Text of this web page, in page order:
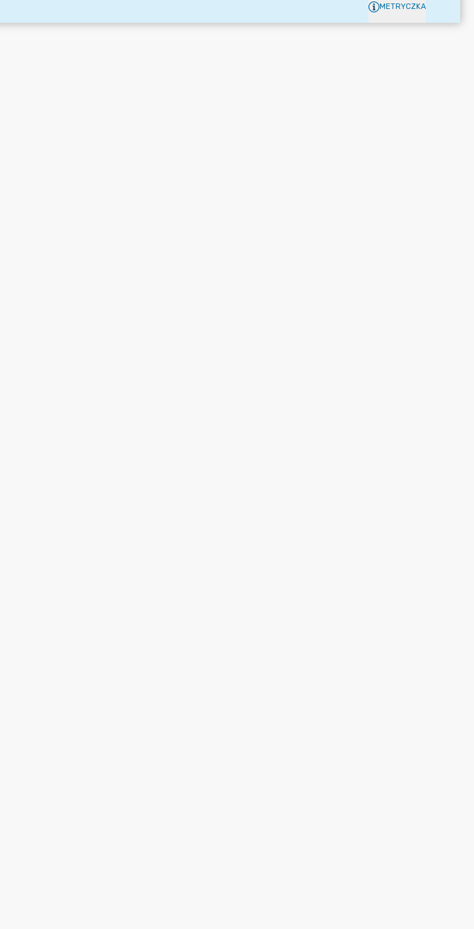
METRYCZKA